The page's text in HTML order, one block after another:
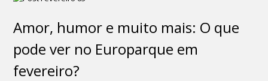
Amor, humor e muito mais: O que
pode ver no Europarque em
fevereiro?